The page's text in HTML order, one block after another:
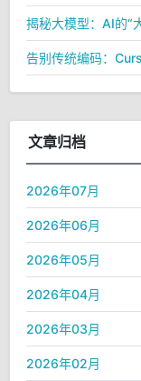
揭秘大模型：AI的“
告别传统编码：
文章归档
2026年07月
2026年06月
2026年05月
2026年04月
2026年03月
2026年02月